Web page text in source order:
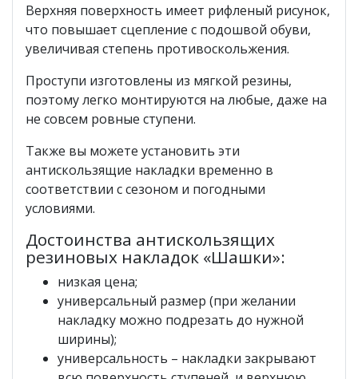
Верхняя поверхность имеет рифленый рисунок,
что повышает сцепление с подошвой обуви,
увеличивая степень противоскольжения.
Проступи изготовлены из мягкой резины,
поэтому легко монтируются на любые, даже на
не совсем ровные ступени.
Также вы можете установить эти
антискользящие накладки временно в
соответствии с сезоном и погодными
условиями.
Достоинства антискользящих
резиновых накладок «Шашки»:
низкая цена;
универсальный размер (при желании
накладку можно подрезать до нужной
ширины);
универсальность – накладки закрывают